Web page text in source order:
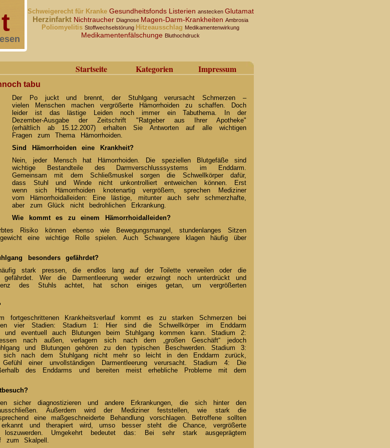
Schweigerecht für Kranke Gesundheitsfonds Listerien anstecken Glutamat
Herzinfarkt Nichtraucher Diagnose Magen-Darm-Krankheiten Ambrosia
Poliomyelitis Stoffwechselstörung Hitzeausschlag Medikamentenwirkung
Medikamentenfälschunge Bluthochdruck
Startseite Kategorien Impressum
tabu
Der Po juckt und brennt, der Stuhlgang verursacht Schmerzen –
vielen Menschen machen vergrößerte Hämorrhoiden zu schaffen. Doch
leider ist das lästige Leiden noch immer ein Tabuthema. In der
Dezember-Ausgabe der Zeitschrift "Ratgeber aus Ihrer Apotheke"
(erhältlich ab 15.12.2007) erhalten Sie Antworten auf alle wichtigen
Fragen zum Thema Hämorrhoiden.
Sind Hämorrhoiden eine Krankheit?
Nein, jeder Mensch hat Hämorrhoiden. Die speziellen Blutgefäße sind
wichtige Bestandteile des Darmverschlusssystems im Enddarm.
Gemeinsam mit dem Schließmuskel sorgen die Schwellkörper dafür,
dass Stuhl und Winde nicht unkontrolliert entweichen können. Erst
wenn sich Hämorrhoiden knotenartig vergrößern, sprechen Mediziner
vom Hämorrhoidalleiden: Eine lästige, mitunter auch sehr schmerzhafte,
aber zum Glück nicht bedrohlichen Erkrankung.
Wie kommt es zu einem Hämorrhoidalleiden?
Risiko können ebenso wie Bewegungsmangel, stundenlanges Sitzen
eine wichtige Rolle spielen. Auch Schwangere klagen häufig über
besonders gefährdet?
stark pressen, die endlos lang auf der Toilette verweilen oder die
Wer die Darmentleerung weder erzwingt noch unterdrückt und
des Stuhls achtet, hat schon einiges getan, um vergrößerten
Krankheitsverlauf kommt es zu starken Schmerzen bei
vier Stadien: Stadium 1: Hier sind die Schwellkörper im Enddarm
eventuell auch Blutungen beim Stuhlgang kommen kann. Stadium 2:
nach außen, verlagern sich nach dem „großen Geschäft“ jedoch
und Blutungen gehören zu den typischen Beschwerden. Stadium 3:
nach dem Stuhlgang nicht mehr so leicht in den Enddarm zurück,
einer unvollständigen Darmentleerung verursacht. Stadium 4: Die
des Enddarms und bereiten meist erhebliche Probleme mit dem
sicher diagnostizieren und andere Erkrankungen, die sich hinter den
Außerdem wird der Mediziner feststellen, wie stark die
eine maßgeschneiderte Behandlung vorschlagen. Betroffene sollten
und therapiert wird, umso besser steht die Chance, vergrößerte
Umgekehrt bedeutet das: Bei sehr stark ausgeprägtem
zum Skalpell.